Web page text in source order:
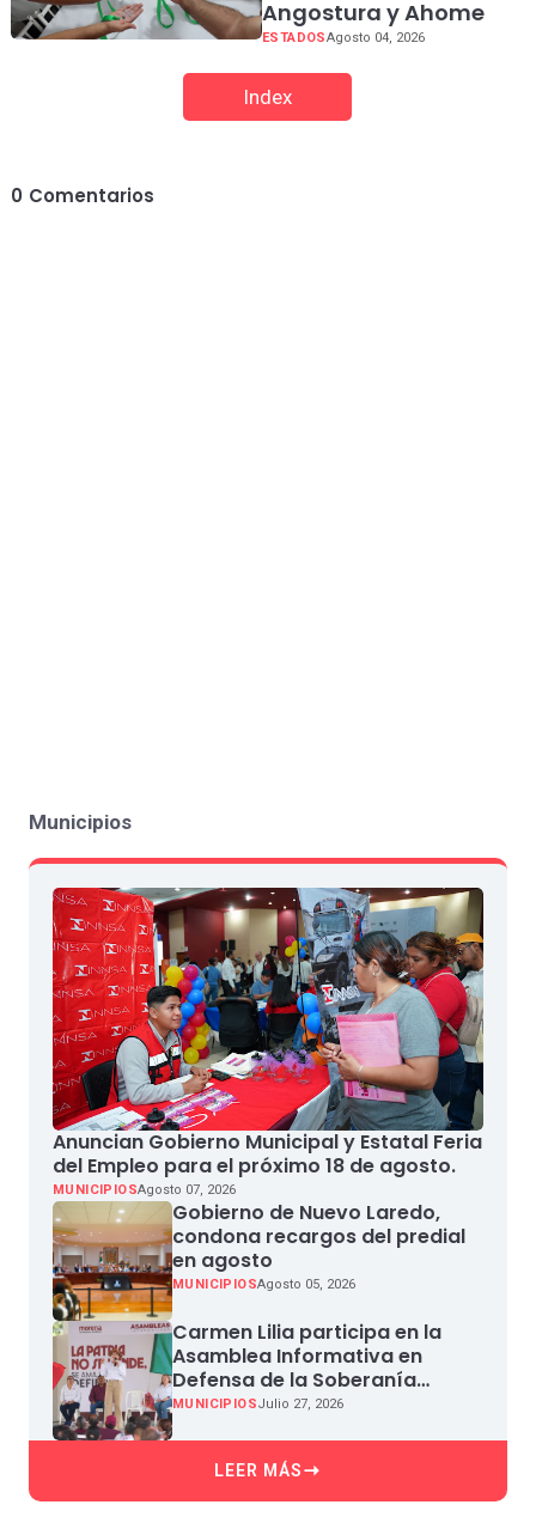
Angostura y Ahome
ESTADOSAgosto 04, 2026
Index
0 Comentarios
Municipios
Anuncian Gobierno Municipal y Estatal Feria
del Empleo para el próximo 18 de agosto.
MUNICIPIOSAgosto 07, 2026
Gobierno de Nuevo Laredo,
condona recargos del predial
en agosto
MUNICIPIOSAgosto 05, 2026
Carmen Lilia participa en la
Asamblea Informativa en
Defensa de la Soberanía
Nacional en Miguel Aleman
MUNICIPIOSJulio 27, 2026
LEER MÁS